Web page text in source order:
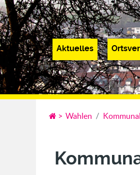
Aktuelles
Aktuelles
> Wahlen